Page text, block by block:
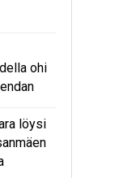
ohi
löysi